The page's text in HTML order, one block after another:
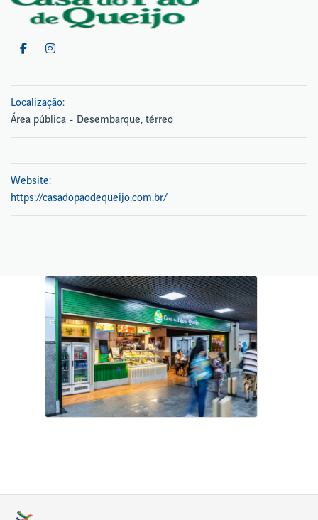
Localização:
Área pública - Desembarque, térreo
Website:
https://casadopaodequeijo.com.br/